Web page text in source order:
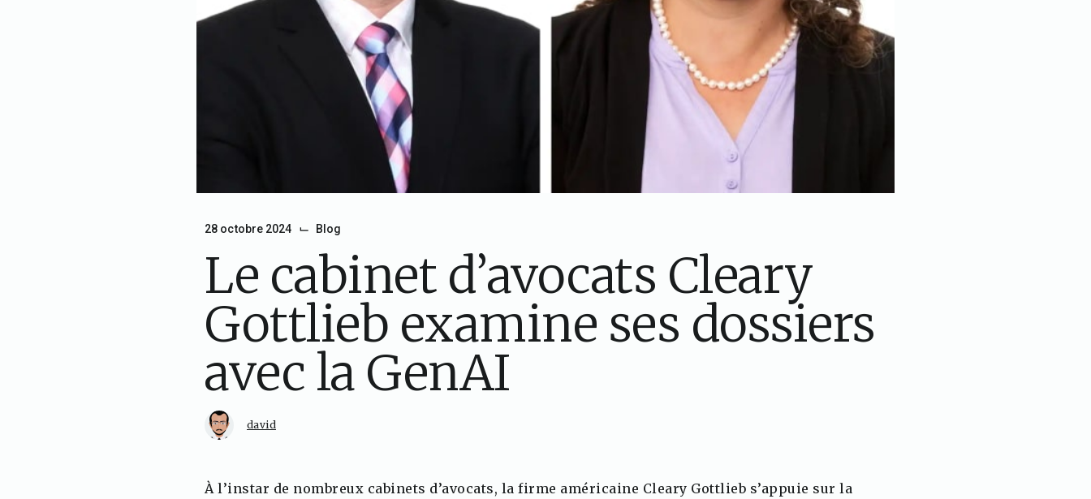
28 octobre 2024 ⌙ Blog
Le cabinet d’avocats Cleary
Gottlieb examine ses dossiers
avec la GenAI
david
À l’instar de nombreux cabinets d’avocats, la firme américaine Cleary Gottlieb s’appuie sur la